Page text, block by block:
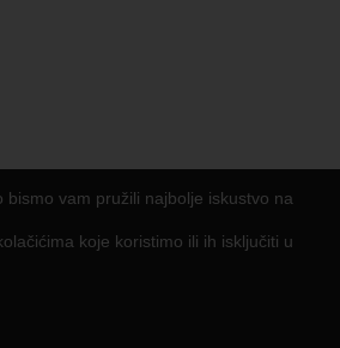
bismo vam pružili najbolje iskustvo na
koje koristimo ili ih isključiti u